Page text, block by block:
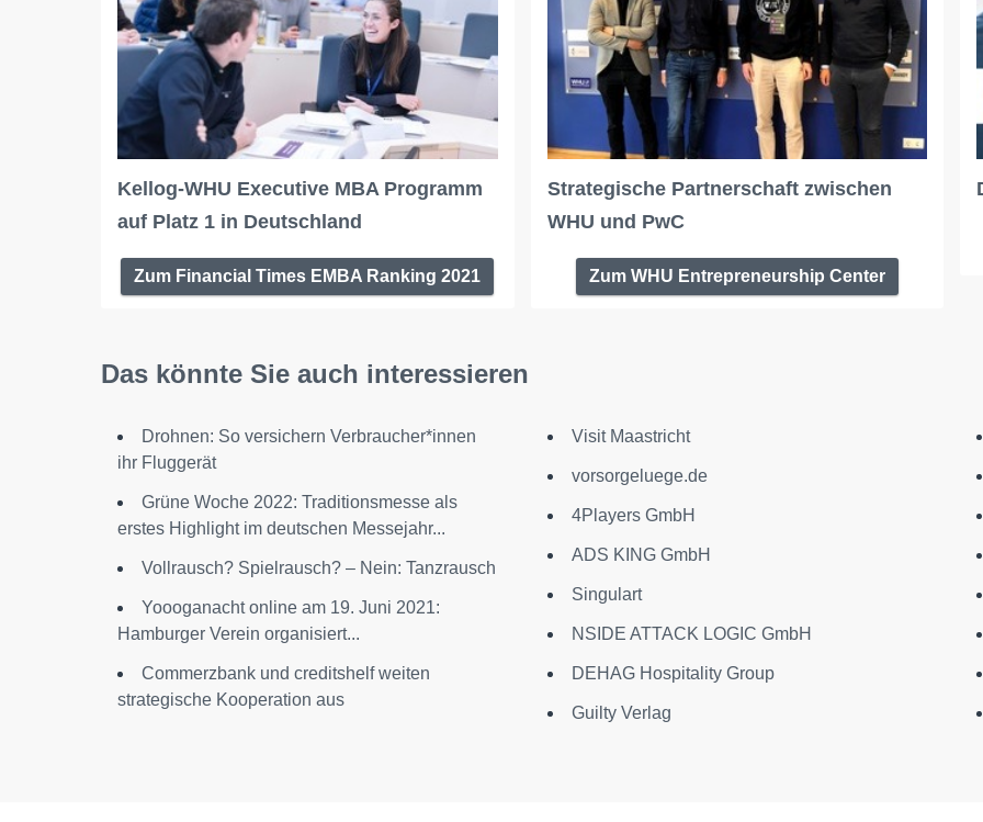
Kellog-WHU Executive MBA Programm
auf Platz 1 in Deutschland
Zum Financial Times EMBA Ranking 2021
Strategische Partnerschaft zwischen
WHU und PwC
Zum WHU Entrepreneurship Center
Das könnte Sie auch interessieren
Drohnen: So versichern Verbraucher*innen
ihr Fluggerät
Grüne Woche 2022: Traditionsmesse als
erstes Highlight im deutschen Messejahr...
Vollrausch? Spielrausch? – Nein: Tanzrausch
Yoooganacht online am 19. Juni 2021:
Hamburger Verein organisiert...
Commerzbank und creditshelf weiten
strategische Kooperation aus
Visit Maastricht
vorsorgeluege.de
4Players GmbH
ADS KING GmbH
Singulart
NSIDE ATTACK LOGIC GmbH
DEHAG Hospitality Group
Guilty Verlag